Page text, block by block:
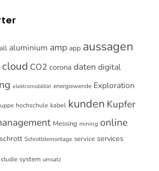
aluminium amp app aussagen
cloud CO2 corona daten digital
elektromobilität energiewende Exploration
hochschule kabel kunden Kupfer
Messing mining online
schrott Schrottdemontage service services
studie system umsatz